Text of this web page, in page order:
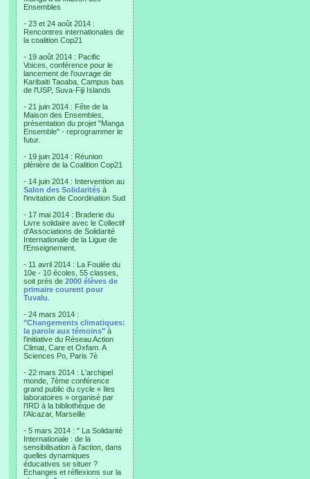
Ensembles
- 23 et 24 août 2014 :
Rencontres internationales de
la coalition Cop21
- 19 août 2014 : Pacific
Voices, conférence pour le
lancement de l'ouvrage de
Karibaiti Taoaba, Campus bas
de l'USP, Suva-Fiji Islands
- 21 juin 2014 : Fête de la
Maison des Ensembles,
présentation du projet "Manga
Ensemble" - reprogrammer le
futur.
- 19 juin 2014 : Réunion
plénière de la Coalition Cop21
- 14 juin 2014 : Intervention au
Salon des Solidarités à
l'invitation de Coordination Sud
- 17 mai 2014 : Braderie du
Livre solidaire avec le Collectif
d'Associations de Solidarité
Internationale de la Ligue de
l'Enseignement.
- 11 avril 2014 : La Foulée du
10e - 10 écoles, 55 classes,
soit près de 2000 élèves de
primaire courent pour
Tuvalu
- 24 mars 2014 :
"Changements climatiques:
la parole aux témoins" à
l'initiative du Réseau Action
Climat, Care et Oxfam. A
Sciences Po, Paris 7è
- 22 mars 2014 : L'archipel
monde, 7ème conférence
grand public du cycle « Iles
laboratoires » organisé par
l'IRD à la bibliothèque de
l’Alcazar, Marseille
- 5 mars 2014 : " La Solidarité
Internationale : de la
sensibilisation à l'action, dans
quelles dynamiques
éducatives se situer ?
Echanges et réflexions sur la